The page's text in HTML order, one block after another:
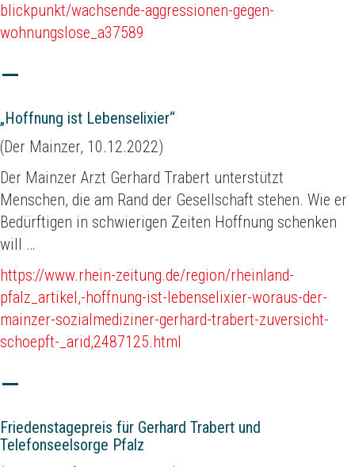
blickpunkt/wachsende-aggressionen-gegen-
wohnungslose_a37589
„Hoffnung ist Lebenselixier“
(Der Mainzer, 10.12.2022)
Der Mainzer Arzt Gerhard Trabert unterstützt
Menschen, die am Rand der Gesellschaft stehen. Wie er
Bedürftigen in schwierigen Zeiten Hoffnung schenken
will …
https://www.rhein-zeitung.de/region/rheinland-
pfalz_artikel,-hoffnung-ist-lebenselixier-woraus-der-
mainzer-sozialmediziner-gerhard-trabert-zuversicht-
schoepft-_arid,2487125.html
Friedenstagepreis für Gerhard Trabert und
Telefonseelsorge Pfalz